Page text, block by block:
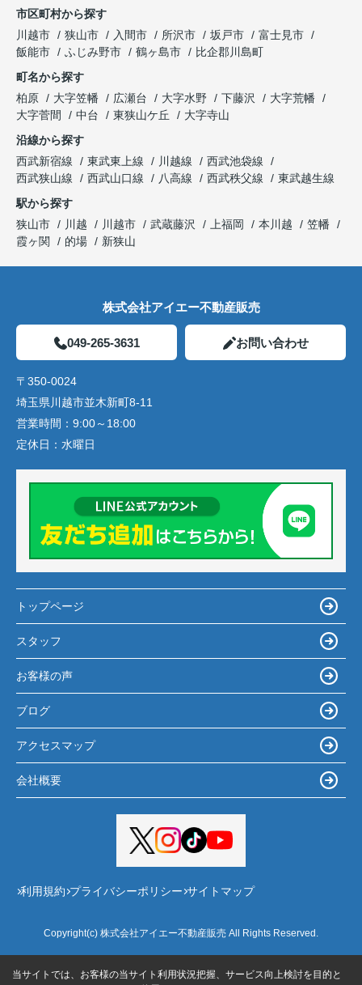
市区町村から探す
川越市
狭山市 入間市 所沢市 坂戸市
富士見市
飯能市
ふじみ野市 鶴ヶ島市
比企郡川島町
町名から探す
柏原
大字笠幡 広瀬台 大字水野 下藤沢
大字荒幡
大字菅間
中台 東狭山ケ丘
大字寺山
沿線から探す
西武新宿線
東武東上線 川越線
西武池袋線
西武狭山線
西武山口線 八高線 西武秩父線
東武越生線
駅から探す
狭山市
川越 川越市 武蔵藤沢 上福岡 本川越
笠幡
霞ヶ関
的場 新狭山
株式会社アイエー不動産販売
049-265-3631 お問い合わせ
〒350-0024
埼玉県川越市並木新町8-11
営業時間： 9:00～18:00
定休日： 水曜日
トップページ
スタッフ
お客様の声
ブログ
アクセスマップ
会社概要
利用規約 プライバシーポリシー サイトマップ
Copyright(c) 株式会社アイエー不動産販売 All Rights Reserved.
当サイトでは、お客様の当サイト利用状況把握、サービス向上検討を目的と